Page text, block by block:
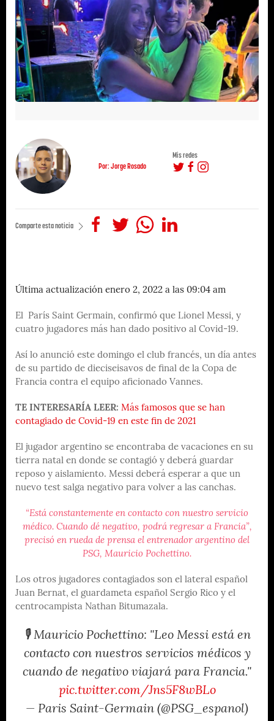
Por: Jorge Rosado
Mis redes
Comparte esta noticia
Última actualización enero 2, 2022 a las 09:04 am
El París Saint Germain, confirmó que Lionel Messi, y
cuatro jugadores más han dado positivo al Covid-19.
Así lo anunció este domingo el club francés, un día antes
de su partido de dieciseisavos de final de la Copa de
Francia contra el equipo aficionado Vannes.
TE INTERESARÍA LEER: Más famosos que se han
contagiado de Covid-19 en este fin de 2021
El jugador argentino se encontraba de vacaciones en su
tierra natal en donde se contagió y deberá guardar
reposo y aislamiento. Messi deberá esperar a que un
nuevo test salga negativo para volver a las canchas.
“Está constantemente en contacto con nuestro servicio
médico. Cuando dé negativo, podrá regresar a Francia”,
precisó en rueda de prensa el entrenador argentino del
PSG, Mauricio Pochettino.
Los otros jugadores contagiados son el lateral español
Juan Bernat, el guardameta español Sergio Rico y el
centrocampista Nathan Bitumazala.
🎙 Mauricio Pochettino: "Leo Messi está en
contacto con nuestros servicios médicos y
cuando de negativo viajará para Francia."
pic.twitter.com/Jns5F8wBLo
— Paris Saint-Germain (@PSG_espanol)